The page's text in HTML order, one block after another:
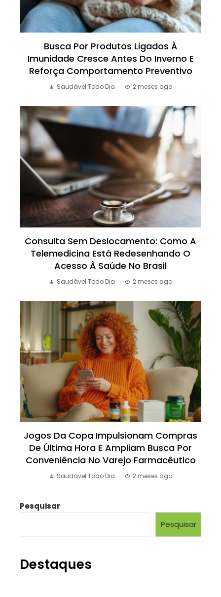
Busca Por Produtos Ligados À
Imunidade Cresce Antes Do Inverno E
Reforça Comportamento Preventivo
Saudável Todo Dia 2 meses ago
Consulta Sem Deslocamento: Como A
Telemedicina Está Redesenhando O
Acesso À Saúde No Brasil
Saudável Todo Dia 2 meses ago
Jogos Da Copa Impulsionam Compras
De Última Hora E Ampliam Busca Por
Conveniência No Varejo Farmacêutico
Saudável Todo Dia 2 meses ago
Pesquisar
Pesquisar
Destaques